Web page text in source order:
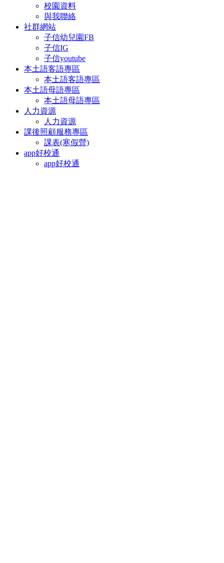
校園資料
與我聯絡
社群網站
子信幼兒園FB
子信IG
子信youtube
本土語客語專區
本土語客語專區
本土語母語專區
本土語母語專區
人力資源
人力資源
課後照顧服務專區
課表(寒假營)
app好校通
app好校通